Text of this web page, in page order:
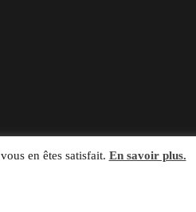
en êtes satisfait. En savoir plus.